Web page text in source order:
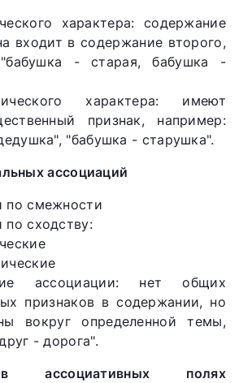
характера: содержание
входит в содержание второго,
- старая, бабушка -
характера: имеют
признак, например:
"бабушка - старушка".
ассоциаций
по смежности
сходству:
ассоциации: нет общих
признаков в содержании, но
вокруг определенной темы,
- дорога".
ассоциативных полях